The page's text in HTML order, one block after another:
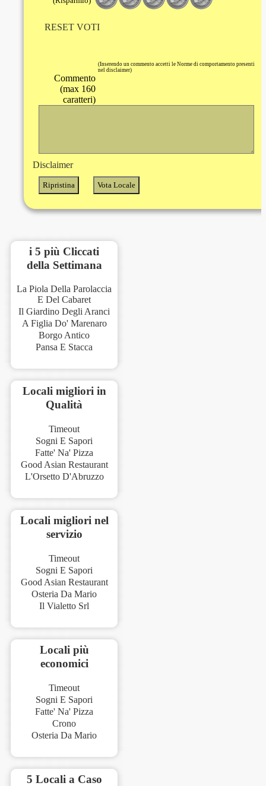
RESET VOTI
(Inserendo un commento accetti le Norme di comportamento presenti
nel disclaimer)
Commento
(max 160
caratteri)
Disclaimer
i 5 più Cliccati
della Settimana
La Piola Della Parolaccia
E Del Cabaret
Il Giardino Degli Aranci
A Figlia Do' Marenaro
Borgo Antico
Pansa E Stacca
Locali migliori in
Qualità
Timeout
Sogni E Sapori
Fatte' Na' Pizza
Good Asian Restaurant
L'Orsetto D'Abruzzo
Locali migliori nel
servizio
Timeout
Sogni E Sapori
Good Asian Restaurant
Osteria Da Mario
Il Vialetto Srl
Locali più
economici
Timeout
Sogni E Sapori
Fatte' Na' Pizza
Crono
Osteria Da Mario
5 Locali a Caso